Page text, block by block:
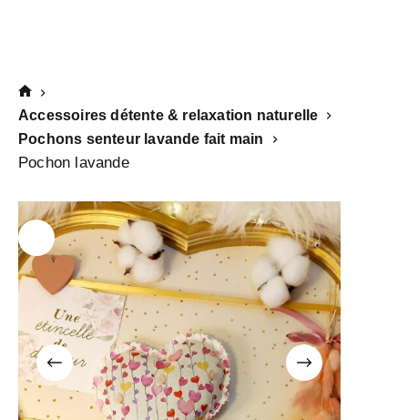
Accessoires détente & relaxation naturelle
Pochons senteur lavande fait main
Pochon lavande